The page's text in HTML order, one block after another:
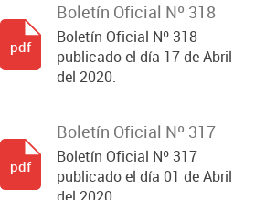
Boletín Oficial Nº 318
Boletín Oficial Nº 318
publicado el día 17 de Abril
del 2020.
pdf
Boletín Oficial Nº 317
Boletín Oficial Nº 317
publicado el día 01 de Abril
pdf